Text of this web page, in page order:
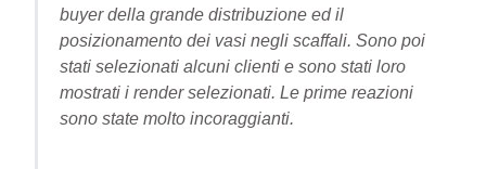
buyer della grande distribuzione ed il
posizionamento dei vasi negli scaffali. Sono poi
stati selezionati alcuni clienti e sono stati loro
mostrati i render selezionati. Le prime reazioni
sono state molto incoraggianti.